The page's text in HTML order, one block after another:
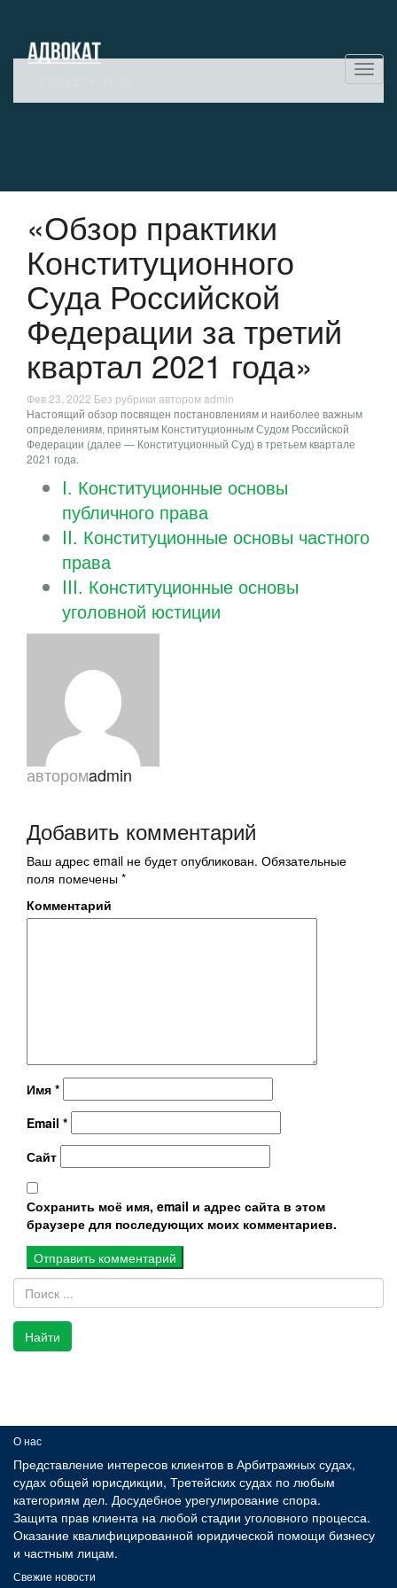
«Обзор практики
Конституционного
Суда Российской
Федерации за третий
квартал 2021 года»
Фев 23, 2022 Без рубрики автором admin
Настоящий обзор посвящен постановлениям и наиболее важным
определениям, принятым Конституционным Судом Российской
Федерации (далее — Конституционный Суд) в третьем квартале
2021 года.
I. Конституционные основы
публичного права
II. Конституционные основы частного
права
III. Конституционные основы
уголовной юстиции
авторомadmin
Добавить комментарий
Ваш адрес email не будет опубликован. Обязательные
поля помечены *
Комментарий
Имя *
Email *
Сайт
Сохранить моё имя, email и адрес сайта в этом
браузере для последующих моих комментариев.
Найти
О нас
Представление интересов клиентов в Арбитражных судах,
судах общей юрисдикции, Третейских судах по любым
категориям дел. Досудебное урегулирование спора.
Защита прав клиента на любой стадии уголовного процесса.
Оказание квалифицированной юридической помощи бизнесу
и частным лицам.
Свежие новости